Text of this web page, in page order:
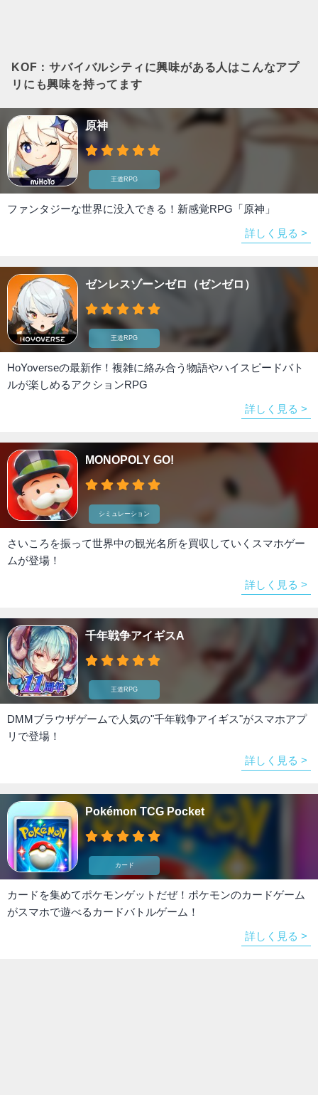
KOF：サバイバルシティ に興味がある人はこんなアプ
リにも興味を持ってます
原神
王道RPG
ファンタジーな世界に没入できる！新感覚RPG「原神」
詳しく見る >
ゼンレスゾーンゼロ（ゼンゼロ）
王道RPG
HoYoverseの最新作！複雑に絡み合う物語やハイスピードバト
ルが楽しめるアクションRPG
詳しく見る >
MONOPOLY GO!
シミュレーション
さいころを振って世界中の観光名所を買収していくスマホゲー
ムが登場！
詳しく見る >
千年戦争アイギスA
王道RPG
DMMブラウザゲームで人気の"千年戦争アイギス"がスマホアプ
リで登場！
詳しく見る >
Pokémon TCG Pocket
カード
カードを集めてポケモンゲットだぜ！ポケモンのカードゲーム
がスマホで遊べるカードバトルゲーム！
詳しく見る >